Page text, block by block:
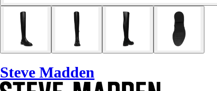
Steve Madden